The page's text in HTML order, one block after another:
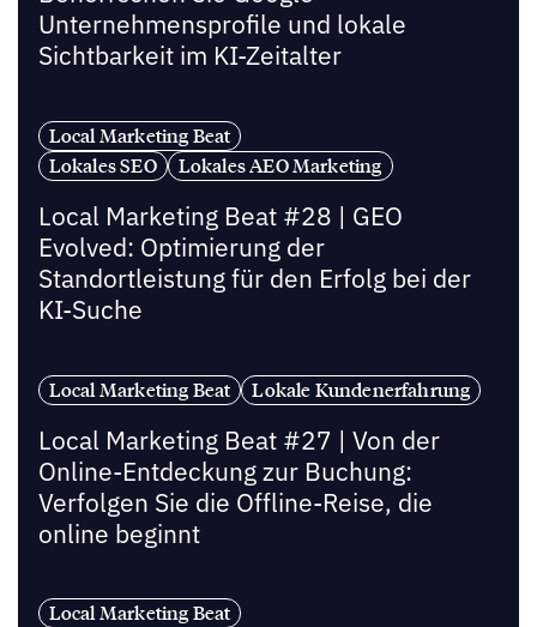
Unternehmensprofile und lokale
Sichtbarkeit im KI-Zeitalter
Local Marketing Beat
Lokales SEO
Lokales AEO Marketing
Local Marketing Beat #28 | GEO
Evolved: Optimierung der
Standortleistung für den Erfolg bei der
KI-Suche
Local Marketing Beat Lokale Kundenerfahrung
Local Marketing Beat #27 | Von der
Online-Entdeckung zur Buchung:
Verfolgen Sie die Offline-Reise, die
online beginnt
Local Marketing Beat